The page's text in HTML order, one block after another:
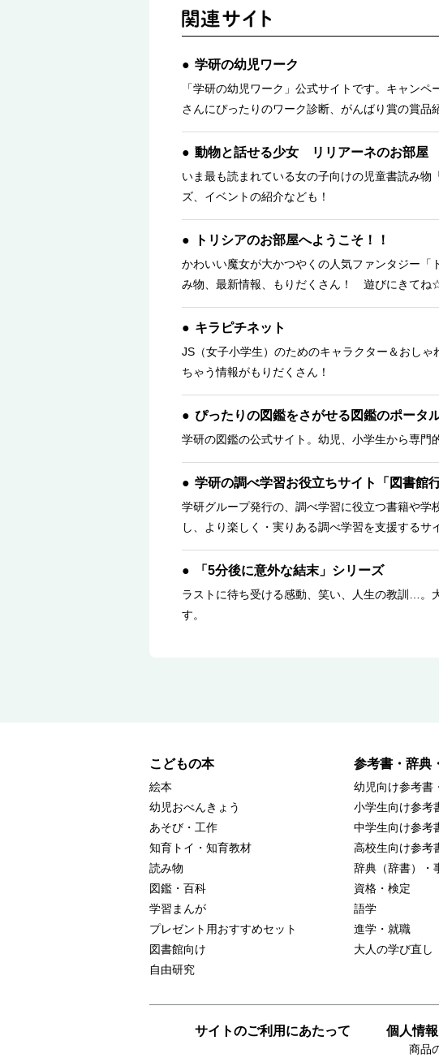
学研の幼児ワーク
「学研の幼児ワーク」公式サイトです。キャン
さんにぴったりのワーク診断、がんばり賞の賞
動物と話せる少女 リリアーネのお部屋
いま最も読まれている女の子向けの児童書読み
ズ、イベントの紹介なども！
トリシアのお部屋へようこそ！！
かわいい魔女が大かつやくの人気ファンタジー
み物、最新情報、もりだくさん！ 遊びにきてね
キラピチネット
JS（女子小学生）のためのキャラクター＆おし
ちゃう情報がもりだくさん！
ぴったりの図鑑をさがせる図鑑のポータ
学研の図鑑の公式サイト。幼児、小学生から専門
学研の調べ学習お役立ちサイト「図書館行
学研グループ発行の、調べ学習に役立つ書籍や
し、より楽しく・実りある調べ学習を支援するサ
「5分後に意外な結末」シリーズ
ラストに待ち受ける感動、笑い、人生の教訓…
す。
こどもの本
絵本
幼児おべんきょう
あそび・工作
知育トイ・知育教材
読み物
図鑑・百科
学習まんが
プレゼント用おすすめセット
図書館向け
自由研究
参考書・辞典
幼児向け参考書
小学生向け参考
中学生向け参考
高校生向け参考
辞典（辞書）・
資格・検定
語学
進学・就職
大人の学び直し
サイトのご利用にあたって 個人情
商品